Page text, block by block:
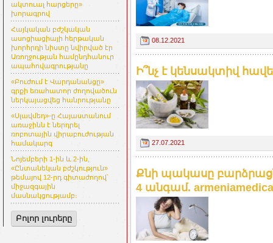
ակտուալ հարցերը»
խորագրով
Հայկական բժշկական
ասոցիացիայի հերթական
խորհրդի նիստը նվիրված էր
Առողջության համընդհանուր
ապահովագրությանը
«Բուժում է Վարդանանցը»
գրքի եռահատոր ժողովածուն
ներկայացվեց հանրությանը
«Սլավմեդ»-ը Հայաստանում
առաջինն է ներդրել
ռոբոտային վիրաբուժության
համակարգ
Նոյեմբերի 1-ին և 2-ին,
«Ընտանեկան բժշկություն»
թեմայով 12-րդ գիտաժողով՝
միջազգային
մասնակցությամբ։
Բոլոր լուրերը
08.12.2021
Ի՞նչ է կենսակտիվ
27.07.2021
Քնի պակասը
4 անգամ.